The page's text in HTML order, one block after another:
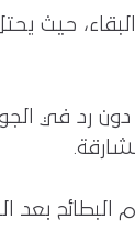
رد في
بعد